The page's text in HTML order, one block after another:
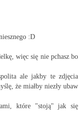
:D
więc się nie pchasz bo
ale jakby te zdjęcia
że miałby niezły ubaw
które "stoją" jak się